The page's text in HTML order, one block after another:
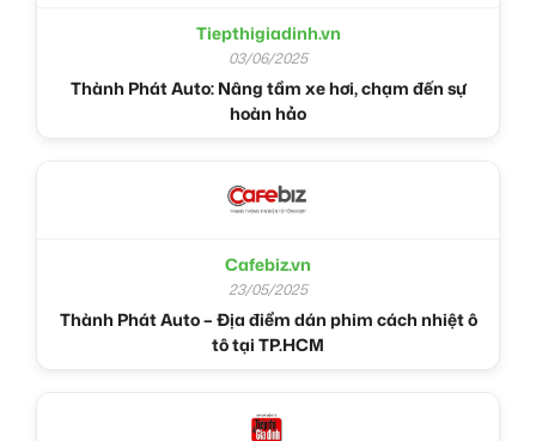
Tiepthigiadinh.vn
03/06/2025
Thành Phát Auto: Nâng tầm xe hơi, chạm đến sự
hoàn hảo
Cafebiz.vn
23/05/2025
Thành Phát Auto – Địa điểm dán phim cách nhiệt ô
tô tại TP.HCM